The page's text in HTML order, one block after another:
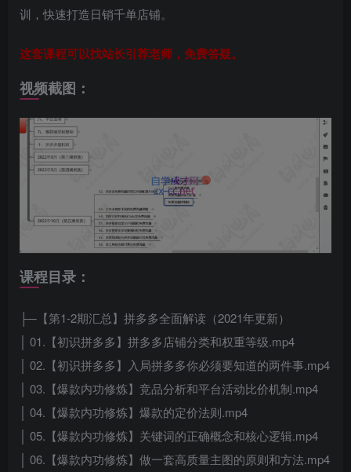
训，快速打造日销千单店铺。
这套课程可以找站长引荐老师，免费答疑。
视频截图：
课程目录：
├─【第1-2期汇总】拼多多全面解读（2021年更新）
│ 01.【初识拼多多】拼多多店铺分类和权重等级.mp4
│ 02.【初识拼多多】入局拼多多你必须要知道的两件事.mp4
│ 03.【爆款内功修炼】竞品分析和平台活动比价机制.mp4
│ 04.【爆款内功修炼】爆款的定价法则.mp4
│ 05.【爆款内功修炼】关键词的正确概念和核心逻辑.mp4
│ 06.【爆款内功修炼】做一套高质量主图的原则和方法.mp4